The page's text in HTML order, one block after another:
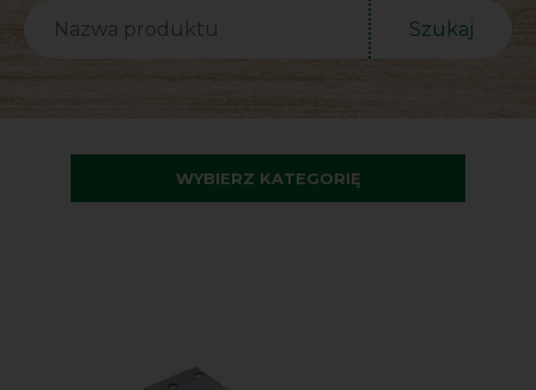
WYBIERZ KATEGORIĘ
Szukaj